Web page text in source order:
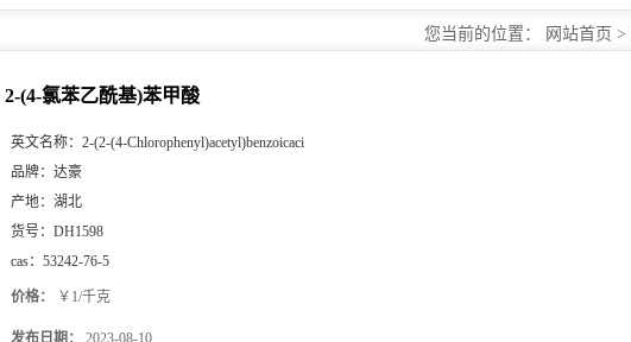
您当前的位置： 网站首页 >
2-(4-氯苯乙酰基)苯甲酸
英文名称： 2-(2-(4-Chlorophenyl)acetyl)benzoicaci
品牌： 达豪
产地： 湖北
货号： DH1598
cas： 53242-76-5
价格： ￥1/千克
发布日期： 2023-08-10